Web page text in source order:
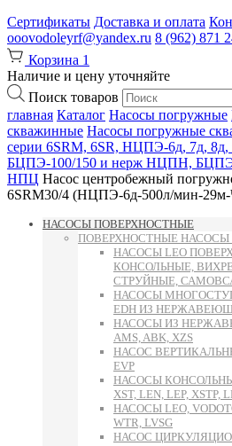
Сертификаты Доставка и оплата
ooovodoleyrf@yandex.ru 8 (962) 871
Корзина 1
Наличие и цену уточняйте
Поиск товаров
главная Каталог Насосы погружные
скважинные Насосы погружные
серии 6SRM, 6SR, НЦПЭ-6д, 7д, 8д,
БЦПЭ-100/150 и нерж НЦПН,
НПЦ Насос центробежный
6SRM30/4 (НЦПЭ-6д-500л/мин-
НАСОСЫ ПОВЕРХНОСТНЫЕ
ПОВЕРХНОСТНЫЕ НАСОСЫ
НАСОСЫ LEO
КОНСОЛЬНЫЕ,
СТРУЙНЫЕ,
НАСОСЫ
EDH ИЗ
НАСОСЫ ИЗ
AMS, ABK, XZS
НАСОС
EVP
НАСОСЫ
XST, LEN, LEP,
НАСОСЫ LEO,
WTR, LVSG
НАСОС